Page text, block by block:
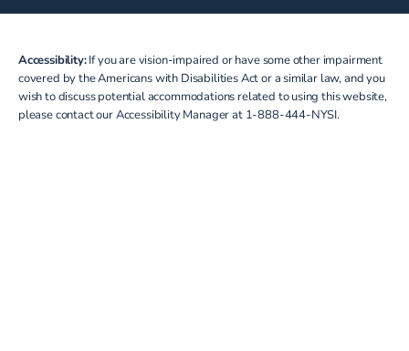
Accessibility:If you are vision-impaired or have some other impairment
covered by the Americans with Disabilities Act or a similar law, and you
wish to discuss potential accommodations related to using this website,
please contact our Accessibility Manager at 1-888-444-NYSI.